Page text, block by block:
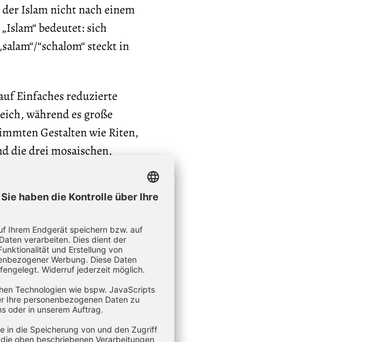
Islam nicht nach einem
bedeutet: sich
“schalom“ steckt in
Einfaches reduzierte
während es große
Gestalten wie Riten,
die drei mosaischen,
zu den vielen anderen
zum anderen sehr verschieden
mit dem Nachbarn, der
zum zyklischen Verständnis
die Zeit linear –
und aller Technik
das Hohelied der Dichtkunst:
nicht groß, sondern größer –
schlagen. – Mit einer Fülle
Religionen, sie regen an